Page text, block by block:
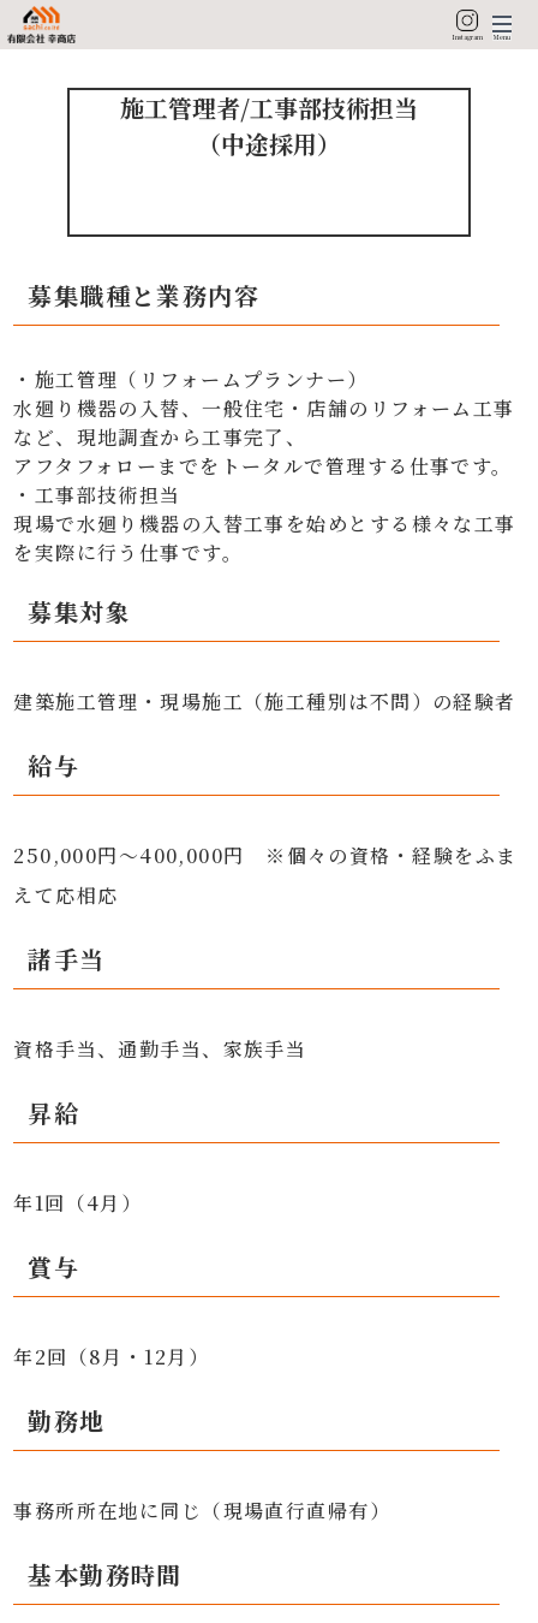
Instagram Menu
会社概要 →
施工事例 →
施工管理者/工事部技術担当
（中途採用）
募集職種と業務内容
・施工管理（リフォームプランナー）
水廻り機器の入替、一般住宅・店舗のリフォーム工事
など、現地調査から工事完了、
アフタフォローまでをトータルで管理する仕事です。
・工事部技術担当
現場で水廻り機器の入替工事を始めとする様々な工事
を実際に行う仕事です。
募集対象
建築施工管理・現場施工（施工種別は不問）の経験者
給与
250,000円～400,000円 ※個々の資格・経験をふま
えて応相応
諸手当
資格手当、通勤手当、家族手当
昇給
年1回（4月）
賞与
年2回（8月・12月）
勤務地
事務所所在地に同じ（現場直行直帰有）
基本勤務時間